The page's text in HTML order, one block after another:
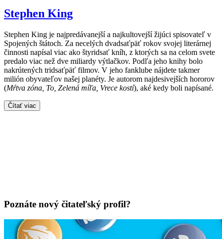
Stephen King
Stephen King je najpredávanejší a najkultovejší žijúci spisovateľ v
Spojených štátoch. Za necelých dvadsaťpäť rokov svojej literárnej
činnosti napísal viac ako štyridsať kníh, z ktorých sa na celom svete
predalo viac než dve miliardy výtlačkov. Podľa jeho knihy bolo
nakrútených tridsaťpäť filmov. V jeho fanklube nájdete takmer
milión obyvateľov našej planéty. Je autorom najdesivejších hororov
(Mŕtva zóna, To, Zelená míľa, Vrece kostí), aké kedy boli napísané.
Čítať viac
Poznáte nový čitateľský profil?